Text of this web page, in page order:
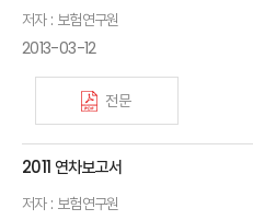
저자 : 보험연구원
2013-03-12
전문
2011 연차보고서
저자 : 보험연구원